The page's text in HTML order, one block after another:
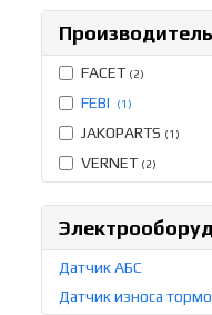
Производитель
FACET (2)
FEBI (1)
JAKOPARTS (1)
VERNET (2)
Датчик АБС
Датчик износа